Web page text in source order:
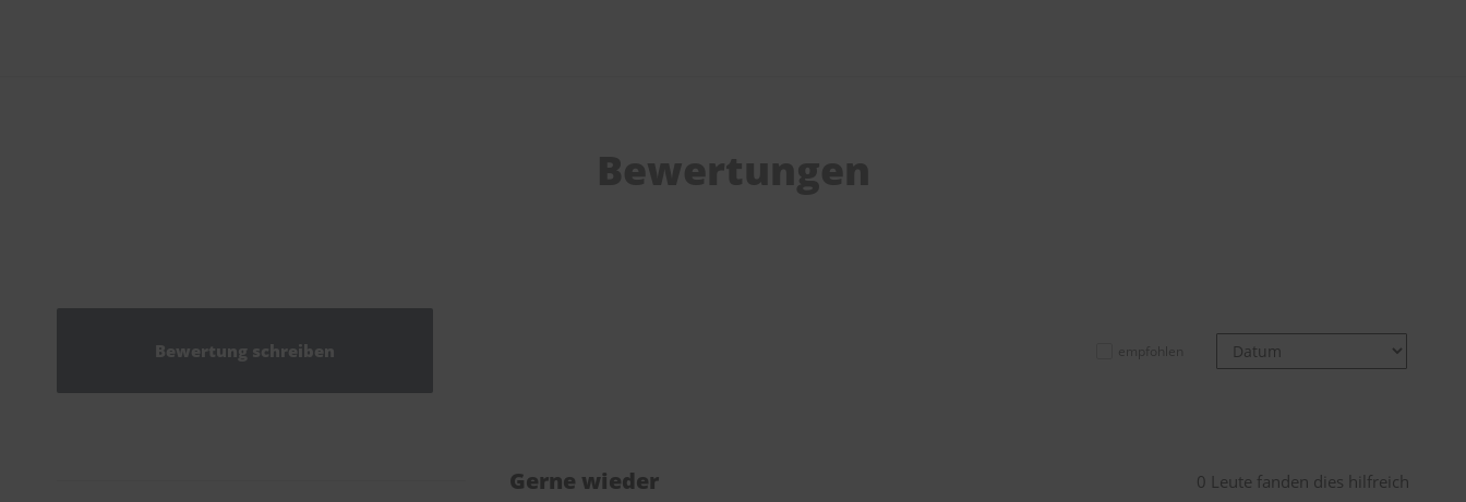
Bewertungen
Bewertung schreiben
Gerne wieder 0 Leute fanden dies hilfreich